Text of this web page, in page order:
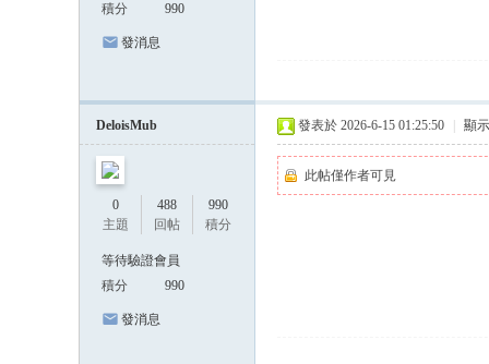
積分
990
發消息
DeloisMub
0
主題
488
回帖
990
積分
等待驗證會員
積分
990
發消息
發表於 2026-6-15 01:25:50 顯
此帖僅作者可見